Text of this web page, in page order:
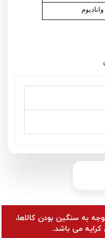
به سنگین بودن کالاها،
می باشد.